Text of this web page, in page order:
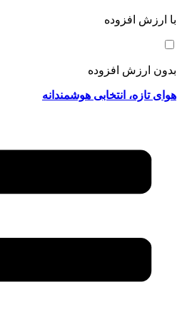
با ارزش افزوده
بدون ارزش افزوده
هوای تازه، انتخابی هوشمندانه